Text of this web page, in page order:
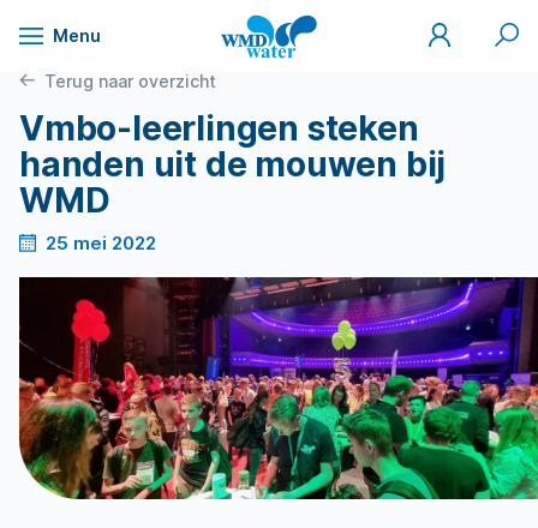
Naar
Menu
WMD
Drinkwater
Mijn
WMD
Zoek
Vmbo-leerlingen steken
handen uit de mouwen bij
WMD
Terug naar overzicht
25 mei 2022